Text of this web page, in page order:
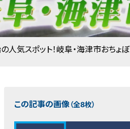
人気スポット！岐阜・海津市おちょ
この記事の画像（全8枚）